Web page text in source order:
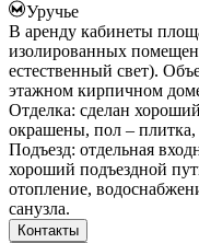
Уручье
В аренду кабинеты
изолированных
естественный свет).
этажном кирпичном
Отделка: сделан
окрашены, пол – плитка,
Подъезд: отдельная
хороший подъездной
отопление,
санузла.
Контакты